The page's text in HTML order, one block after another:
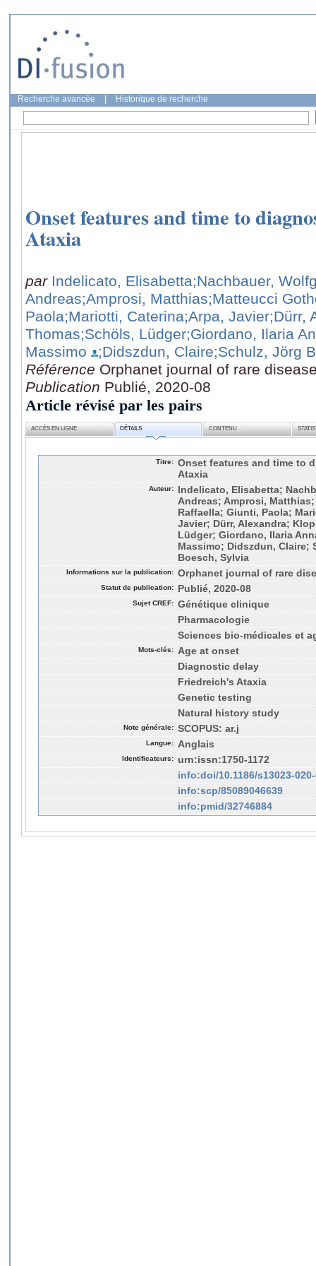
Recherche avancée Historique de recherche
Onset features and time to
Ataxia
par Indelicato, Elisabetta;Nachbauer,
Andreas;Amprosi, Matthias;Matteucci
Paola;Mariotti, Caterina;Arpa, Javier;Dürr,
Thomas;Schöls, Lüdger;Giordano, Ilaria
Massimo
;Didszdun, Claire;Schulz, Jörg
Référence Orphanet journal of rare
Publication Publié, 2020-08
Article révisé par les pairs
ACCÈS EN LIGNE DÉTAILS CONTENU
Titre: Onset features and time to
Ataxia
Auteur:
Indelicato, Elisabetta;
Andreas; Amprosi,
Raffaella; Giunti, Paola;
Javier; Dürr, Alexandra;
Lüdger; Giordano, Ilaria
Massimo; Didszdun, Claire;
Boesch, Sylvia
Informations sur la publication: Orphanet journal of rare
Statut de publication: Publié, 2020-08
Sujet CREF: Génétique clinique
Pharmacologie
Sciences bio-médicales et
Mots-clés:
Age at onset
Diagnostic delay
Friedreich's Ataxia
Genetic testing
Natural history study
Note générale: SCOPUS: ar.j
Langue: Anglais
Identificateurs:
urn:issn:1750-1172
info:doi/10.1186/s13023-
info:scp/85089046639
info:pmid/32746884